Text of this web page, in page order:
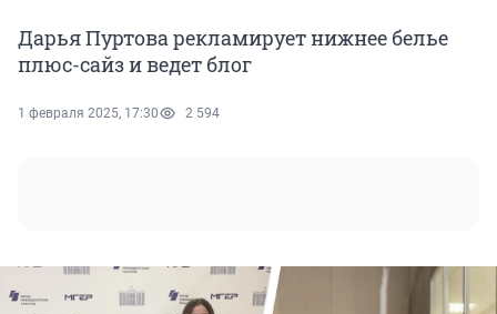
Дарья Пуртова рекламирует нижнее белье
плюс-сайз и ведет блог
1 февраля 2025, 17:30 2 594